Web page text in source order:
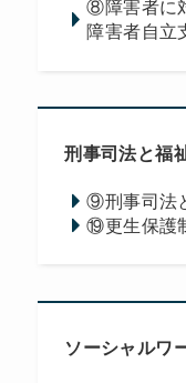
⑧障害者に
障害者自立
刑事司法と福
⑨刑事司法
⑲更生保護
ソーシャルワ